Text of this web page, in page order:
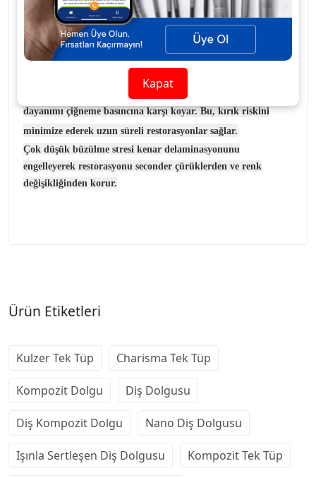
Bu materyal benzersiz olarak komşu dişlerin rengiyle
bütünleşerek olağanüstü bir doğal görünüm oluşturur.
Charisma Diamond’un patentli TCD matriksi, özel bir düşük
büzülme monomerine dayalıdır. Minimum büzülme ile yüksek
dayanıklılığı kombine eder. Bu kompozitin yüksek bükülme
dayanımı çiğneme basıncına karşı koyar. Bu, kırık riskini
minimize ederek uzun süreli restorasyonlar sağlar.
Çok düşük büzülme stresi kenar delaminasyonunu
engelleyerek restorasyonu seconder çürüklerden ve renk
değişikliğinden korur.
Ürün Etiketleri
Kulzer Tek Tüp Charisma Tek Tüp
Kompozit Dolgu Diş Dolgusu
Diş Kompozit Dolgu Nano Diş Dolgusu
Işınla Sertleşen Diş Dolgusu Kompozit Tek Tüp
Kapat